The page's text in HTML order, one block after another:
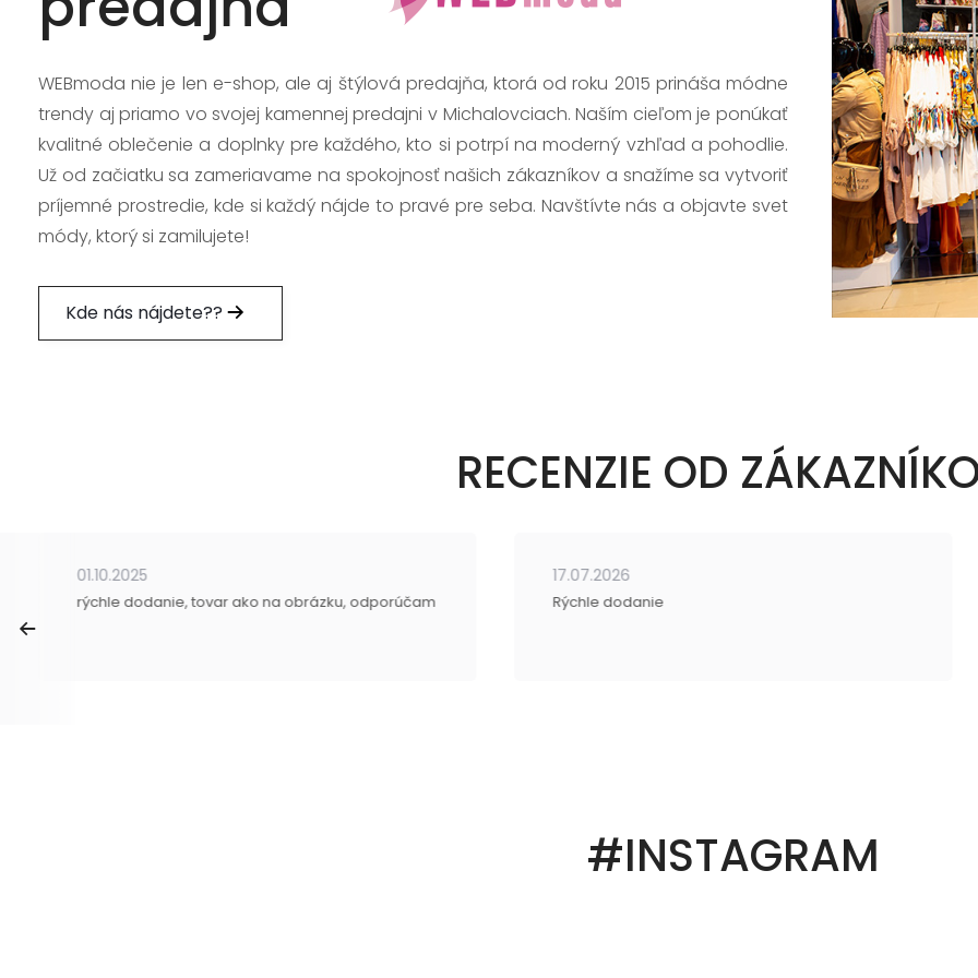
WEBmoda nie je len e-shop, ale aj štýlová predajňa, ktorá od roku 2015 prináša módne
trendy aj priamo vo svojej kamennej predajni v Michalovciach. Naším cieľom je ponúkať
kvalitné oblečenie a doplnky pre každého, kto si potrpí na moderný vzhľad a pohodlie.
Už od začiatku sa zameriavame na spokojnosť našich zákazníkov a snažíme sa vytvoriť
príjemné prostredie, kde si každý nájde to pravé pre seba. Navštívte nás a objavte svet
módy, ktorý si zamilujete!
Kde nás nájdete??
RECENZIE OD
01.10.2025
rýchle dodanie, tovar ako na obrázku, odporúčam
17.07.2026
Rýchle dodanie
#INSTAGRAM